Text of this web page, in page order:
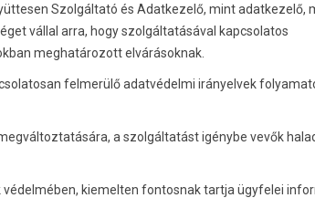
Szolgáltató és Adatkezelő, mint adatkezelő,
vállal arra, hogy szolgáltatásával kapcsolatos
meghatározott elvárásoknak.
felmerülő adatvédelmi irányelvek
a szolgáltatást igénybe vevők
kiemelten fontosnak tartja ügyfelei